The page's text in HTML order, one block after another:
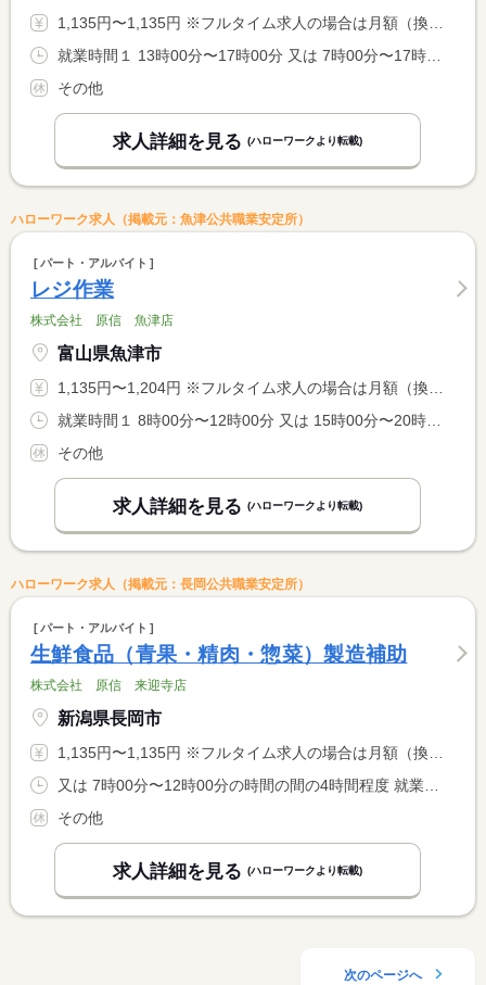
1,135円〜1,135円 ※フルタイム求人の場合は月額（換算額）、パート求人の場合は時間額を表示しています。
就業時間１ 13時00分〜17時00分 又は 7時00分〜17時00分の時間の間の4時間程度 就業時間に関する特記事項 就業時間の相談可能 <BR> ６時間勤務もお気軽にご相談下さい。
その他
求人詳細を見る (ハローワークより転載)
ハローワーク求人（掲載元：魚津公共職業安定所）
パート・アルバイト
レジ作業
株式会社 原信 魚津店
富山県魚津市
1,135円〜1,204円 ※フルタイム求人の場合は月額（換算額）、パート求人の場合は時間額を表示しています。
就業時間１ 8時00分〜12時00分 又は 15時00分〜20時00分の時間の間の4時間以上 就業時間に関する特記事項 １日の勤務時間は、 <BR> ４時間〜５時間となります
その他
求人詳細を見る (ハローワークより転載)
ハローワーク求人（掲載元：長岡公共職業安定所）
パート・アルバイト
生鮮食品（青果・精肉・惣菜）製造補助
株式会社 原信 来迎寺店
新潟県長岡市
1,135円〜1,135円 ※フルタイム求人の場合は月額（換算額）、パート求人の場合は時間額を表示しています。
又は 7時00分〜12時00分の時間の間の4時間程度 就業時間に関する特記事項 上記時間帯で希望する実働４時間をご相談下さい。
その他
求人詳細を見る (ハローワークより転載)
次のページへ